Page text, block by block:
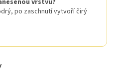
vrstvu?
po zaschnutí vytvoří čirý